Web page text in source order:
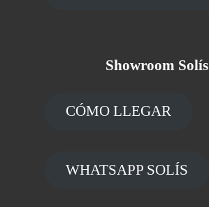
Showroom Solís
CÓMO LLEGAR
WHATSAPP SOLÍS